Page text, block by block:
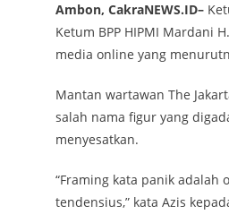
Ambon, CakraNEWS.ID–
Ketum BPP HIPMI Mardani
media online yang
Mantan wartawan The
salah nama figur yang
menyesatkan.
“Framing kata panik
tendensius,” kata Azis